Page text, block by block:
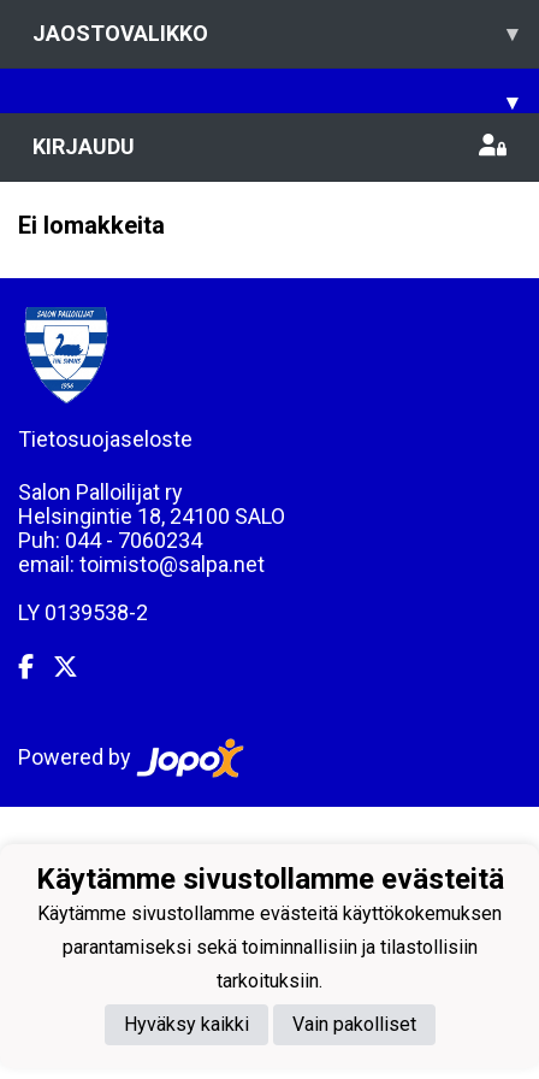
JAOSTOVALIKKO ▾
▾
KIRJAUDU
Ei lomakkeita
Tietosuojaseloste
Salon Palloilijat ry
Helsingintie 18, 24100 SALO
Puh: 044 - 7060234
email: toimisto@salpa.net
LY 0139538-2
Powered by
Käytämme sivustollamme evästeitä
Käytämme sivustollamme evästeitä käyttökokemuksen
parantamiseksi sekä toiminnallisiin ja tilastollisiin
tarkoituksiin.
Hyväksy kaikki
Vain pakolliset